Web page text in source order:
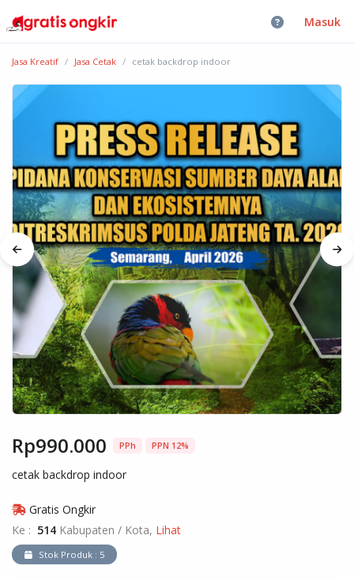
Masuk
Jasa Kreatif Jasa Cetak cetak backdrop indoor
Rp990.000 PPh PPN 12%
cetak backdrop indoor
Gratis Ongkir
Ke : 514 Kabupaten / Kota, Lihat
Stok Produk : 5